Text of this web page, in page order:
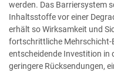
werden. Das Barriersystem
Inhaltsstoffe vor einer
erhält so Wirksamkeit und
fortschrittliche Mehrschicht-
entscheidende Investition in
geringere Rücksendungen,